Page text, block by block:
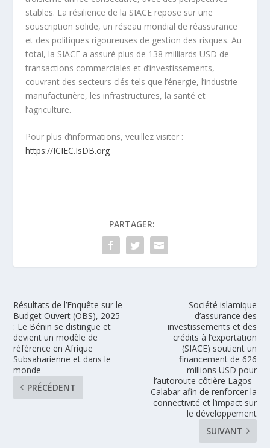
stables. La résilience de la SIACE repose sur une
souscription solide, un réseau mondial de réassurance
et des politiques rigoureuses de gestion des risques. Au
total, la SIACE a assuré plus de 138 milliards USD de
transactions commerciales et d’investissements,
couvrant des secteurs clés tels que l’énergie, l’industrie
manufacturière, les infrastructures, la santé et
l’agriculture.
Pour plus d’informations, veuillez visiter :
https://ICIEC.IsDB.org
PARTAGER:
Résultats de l’Enquête sur le
Budget Ouvert (OBS), 2025
: Le Bénin se distingue et
devient un modèle de
référence en Afrique
Subsaharienne et dans le
monde
PRÉCÉDENT
Société islamique
d’assurance des
investissements et des
crédits à l’exportation
(SIACE) soutient un
financement de 626
millions USD pour
l’autoroute côtière Lagos–
Calabar afin de renforcer la
connectivité et l’impact sur
le développement
SUIVANT